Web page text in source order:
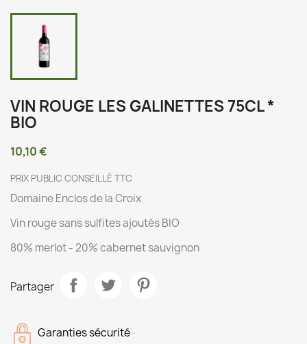
VIN ROUGE LES GALINETTES 75CL *
BIO
10,10 €
PRIX PUBLIC CONSEILLÉ TTC
Domaine Enclos de la Croix
Vin rouge sans sulfites ajoutés BIO
80% merlot - 20% cabernet sauvignon
Partager
Garanties sécurité